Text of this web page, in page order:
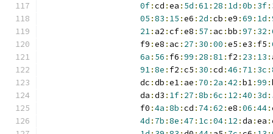
0f:cd :ea : 5d :61: 28 : 1d :0b : 3f:
05 :83 : 15 :e6 : 2d :cb :e9 :69 : 1d :
21: a2 :cf:e8 : 57 : ac :bb :97 : 32 :
                    f9
:e8 : ac : 27 : 30 :00 :e5 :e3 : f5 :
6a : 56 : f6 :99 : 28 :81: f2 : 23 : 13 :
91:8e : f2 :c5 : 30 :cd :46 : 71: 3c :
                    dc
:db :e1: ae : 70 : 2a :42 :b1:99 :
                    da
:d3 : 1f: 27 :8b :6c : 12 :40 : 3d :
                    f0
:4a :8b :cd : 74:62 :e8 :06 :44:
4d : 7b :8e :47 : 1c :04: 12 :da :ea :